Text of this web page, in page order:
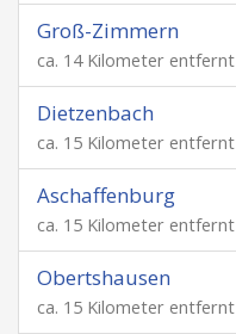
Groß-Zimmern
ca. 14 Kilometer entfernt
Dietzenbach
ca. 15 Kilometer entfernt
Aschaffenburg
ca. 15 Kilometer entfernt
Obertshausen
ca. 15 Kilometer entfernt